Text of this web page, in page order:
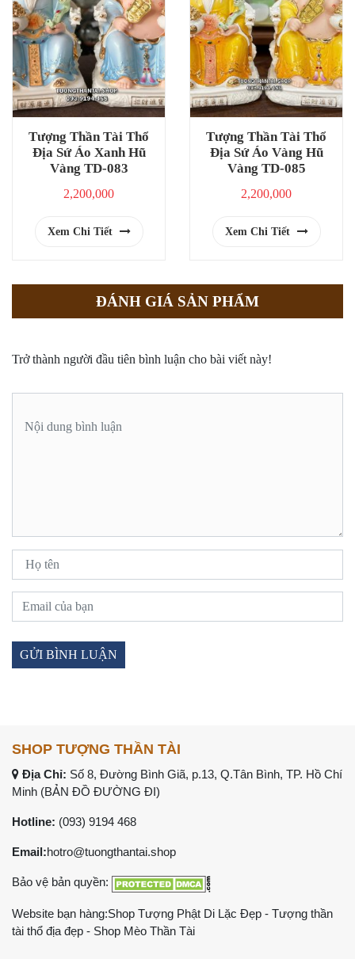
Tượng Thần Tài Thổ
Địa Sứ Áo Xanh Hũ
Vàng TD-083
2,200,000
Xem Chi Tiết
Tượng Thần Tài Thổ
Địa Sứ Áo Vàng Hũ
Vàng TD-085
2,200,000
Xem Chi Tiết
ĐÁNH GIÁ SẢN PHẨM
Trở thành người đầu tiên bình luận cho bài viết này!
SHOP TƯỢNG THẦN TÀI
Địa Chỉ: Số 8, Đường Bình Giã, p.13, Q.Tân Bình, TP. Hồ Chí
Minh (BẢN ĐỒ ĐƯỜNG ĐI )
Hotline: (093) 9194 468
Email:hotro@tuongthantai.shop
Bảo vệ bản quyền:
Website bạn hàng:Shop Tượng Phật Di Lặc Đẹp - Tượng thần
tài thổ địa đẹp - Shop Mèo Thần Tài